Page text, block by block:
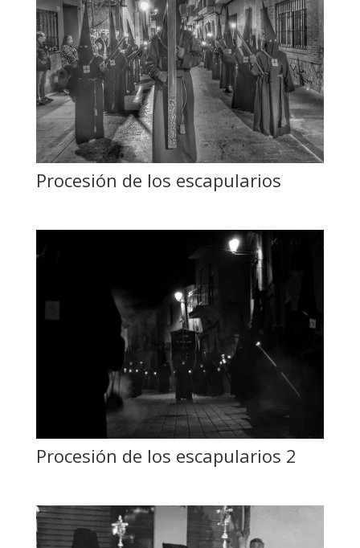
Procesión de los escapularios
Procesión de los escapularios 2